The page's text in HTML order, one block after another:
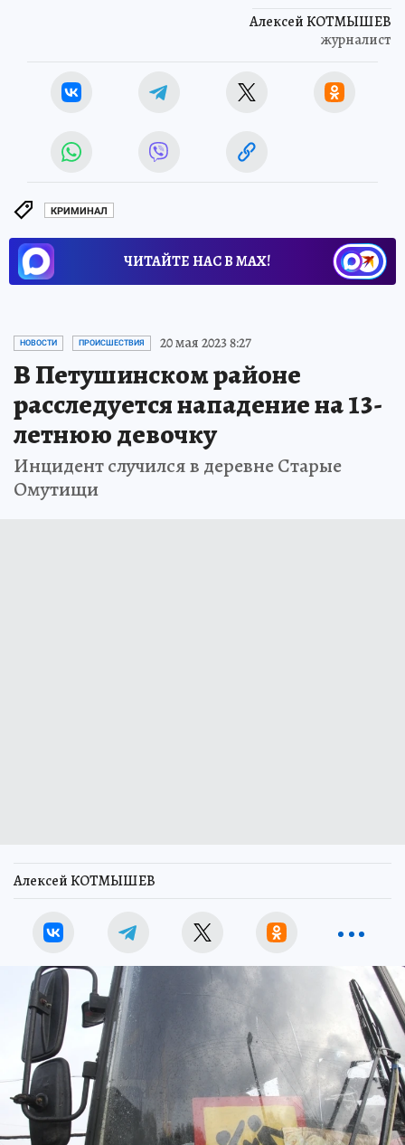
Алексей КОТМЫШЕВ
журналист
КРИМИНАЛ
ЧИТАЙТЕ НАС В МАХ!
НОВОСТИ ПРОИСШЕСТВИЯ 20 мая 2023 8:27
В Петушинском районе
расследуется нападение на 13-
летнюю девочку
Инцидент случился в деревне Старые
Омутищи
Алексей КОТМЫШЕВ